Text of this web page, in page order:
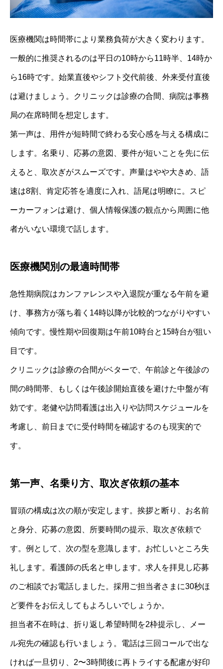
医療機関は時間帯により業務負荷が大きく変わります。
一般的に推奨されるのは平日の10時から11時半、14時か
ら16時です。始業直後やシフト交代前後、外来受付直後
は避けましょう。クリニックは診療の合間、病院は事務
局の在席時間を想定します。
第一声は、用件が短時間で終わる安心感を与える構成に
します。名乗り、応募の意図、要件が短いことを先に伝
えると、取次ぎがスムーズです。声量はやや大きめ、語
速は8割、肯定応答を適度に入れ、語尾は明瞭に。スピ
ーカーフォンは避け、個人情報保護の観点から周囲に他
者がいない環境で話します。
医療機関別の最適時間帯
急性期病院はカンファレンスや入退院が重なる午前を避
け、事務方が落ち着く14時以降が比較的つながりやすい
傾向です。慢性期や回復期は午前10時台と15時台が狙い
目です。
クリニックは診療の合間がベターで、午前診と午後診の
間の時間帯、もしくは午後診開始直後を避けた中盤が有
効です。老健や訪問看護は出入りや訪問スケジュールを
考慮し、前日までに受付時間を確認するのも現実的で
す。
第一声、名乗り方、取次ぎ依頼の基本
冒頭の構成は次の順が安定します。挨拶と断り、お名前
と身分、応募の意図、所要時間の提示、取次ぎ依頼で
す。例として、次の型を意識します。お忙しいところ失
礼します。看護師の氏名と申します。求人を拝見し応募
のご相談でお電話しました。採用ご担当者さまに30秒ほ
ど要件をお伝えしてもよろしいでしょうか。
担当者不在時は、折り返し希望時間を2枠提示し、メー
ル宛先の確認も行いましょう。電話は三回コールで出な
ければ一旦切り、2〜3時間後に再トライする配慮が好印